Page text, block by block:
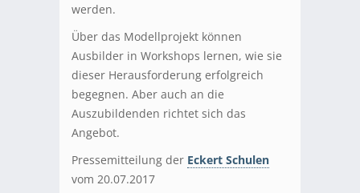
werden.
Über das Modellprojekt können
Ausbilder in Workshops lernen, wie sie
dieser Herausforderung erfolgreich
begegnen. Aber auch an die
Auszubildenden richtet sich das
Angebot.
Pressemitteilung der Eckert Schulen
vom 20.07.2017